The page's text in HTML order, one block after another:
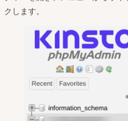
クします。